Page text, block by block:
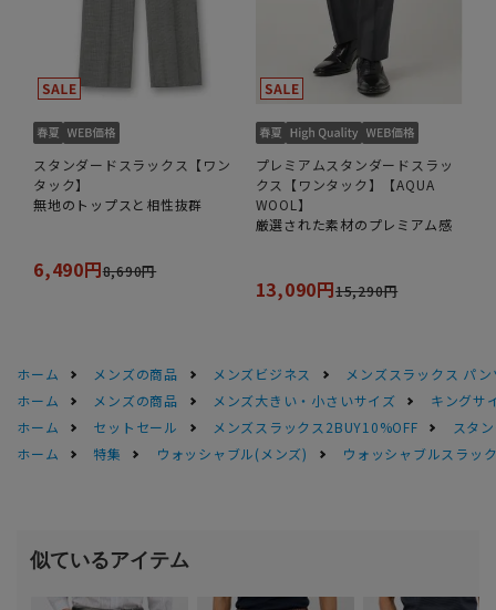
スタンダードスラックス【ワン
タック】
無地のトップスと相性抜群
6,490円8,690円
プレミアムスタンダードスラッ
クス【ワンタック】【AQUA
WOOL】
厳選された素材のプレミアム感
13,090円15,290円
ホーム メンズの商品 メンズビジネス
メンズスラックス パン
ホーム
メンズの商品 メンズ大きい・小さいサイズ
キングサ
ホーム
セットセール メンズスラックス2BUY10%OFF
スタ
ホーム
特集 ウォッシャブル(メンズ) ウォッシャブルスラッ